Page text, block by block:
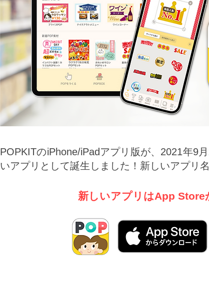
POPKITのiPhone/iPadアプリ版が、2021年9
いアプリとして誕生しました！新しいアプリ
新しいアプリはApp Store